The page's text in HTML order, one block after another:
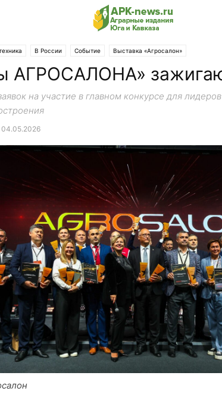
В России Событие Выставка «Агросалон»
АГРОСАЛОНА»
на участие в главном конкурсе для
04.05.2026